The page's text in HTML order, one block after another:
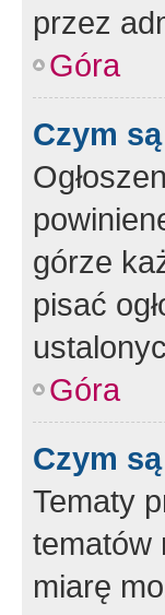
przez
Góra
Czym
górze
pisać
Góra
Czym
Tematy
tematów
miarę